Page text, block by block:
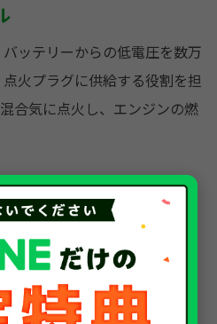
ッテリーからの低電圧を数万
火プラグに供給する役割を担
合気に点火し、エンジンの燃
い、または全くかからない。
安定になる。
臭い）がする。
ッションコイルにひび割れや